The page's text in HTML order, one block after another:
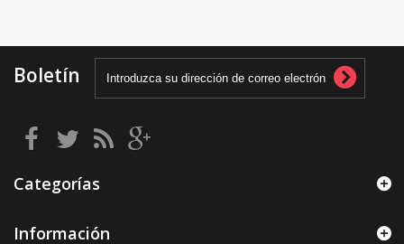
Boletín
Categorías
Información